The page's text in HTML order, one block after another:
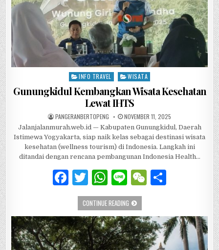
Posted in
INFO TRAVEL WISATA
Gunungkidul Kembangkan Wisata Kesehatan
Lewat IHTS
AUTHOR:
PANGERANBERTOPENG PUBLISHED DATE:
NOVEMBER 11, 2025
Jalanjalanmurah.web.id — Kabupaten Gunungkidul, Daerah
Istimewa Yogyakarta, siap naik kelas sebagai destinasi wisata
kesehatan (wellness tourism) di Indonesia. Langkah ini
ditandai dengan rencana pembangunan Indonesia Health…
F
a
c
e
b
T
w
it
te
r
W
h
at
s
A
Li
n
e
W
h
at
e
CONTINUE READINGGUNUNGKIDUL KEMBANGKAN WISATA